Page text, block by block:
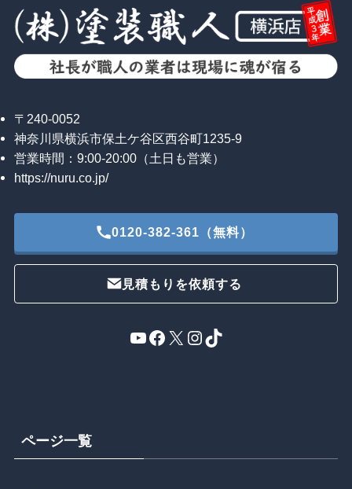
〒240-0052
神奈川県横浜市保土ケ谷区西谷町1235-9
営業時間：9:00-20:00（土日も営業）
https://nuru.co.jp/
0120-382-361（無料）
見積もりを依頼する
YouTube
Facebook
X Instagram
TikTok
ページ一覧